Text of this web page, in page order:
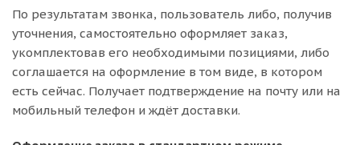
По результатам звонка, пользователь либо, получив
уточнения, самостоятельно оформляет заказ,
укомплектовав его необходимыми позициями, либо
соглашается на оформление в том виде, в котором
есть сейчас. Получает подтверждение на почту или на
мобильный телефон и ждёт доставки.